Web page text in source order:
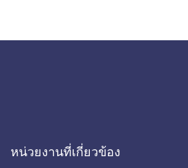
หน่วยงานที่เกี่ยวข้อง